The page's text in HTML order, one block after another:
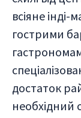
всіяне
гострими
достаток
необхідний